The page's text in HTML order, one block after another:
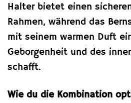
Halter bietet einen
Rahmen, während das
mit seinem warmen Duft
Geborgenheit und des
schafft.
Wie du die Kombination